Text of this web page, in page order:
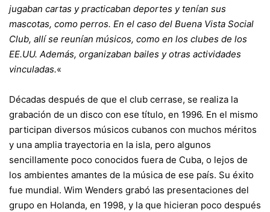
jugaban cartas y practicaban deportes y tenían sus
mascotas, como perros. En el caso del Buena Vista Social
Club, allí se reunían músicos, como en los clubes de los
EE.UU. Además, organizaban bailes y otras actividades
vinculadas.«
Décadas después de que el club cerrase, se realiza la
grabación de un disco con ese título, en 1996. En el mismo
participan diversos músicos cubanos con muchos méritos
y una amplia trayectoria en la isla, pero algunos
sencillamente poco conocidos fuera de Cuba, o lejos de
los ambientes amantes de la música de ese país. Su éxito
fue mundial. Wim Wenders grabó las presentaciones del
grupo en Holanda, en 1998, y la que hicieran poco después